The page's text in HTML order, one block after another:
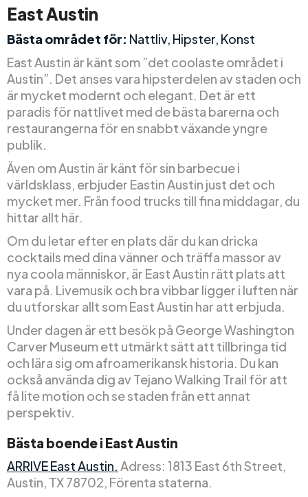
East Austin
Bästa området för: Nattliv, Hipster, Konst
East Austin är känt som ”det coolaste området i
Austin”. Det anses vara hipsterdelen av staden och
är mycket modernt och elegant. Det är ett
paradis för nattlivet med de bästa barerna och
restaurangerna för en snabbt växande yngre
publik.
Även om Austin är känt för sin barbecue i
världsklass, erbjuder Eastin Austin just det och
mycket mer. Från food trucks till fina middagar, du
hittar allt här.
Om du letar efter en plats där du kan dricka
cocktails med dina vänner och träffa massor av
nya coola människor, är East Austin rätt plats att
vara på. Livemusik och bra vibbar ligger i luften när
du utforskar allt som East Austin har att erbjuda.
Under dagen är ett besök på George Washington
Carver Museum ett utmärkt sätt att tillbringa tid
och lära sig om afroamerikansk historia. Du kan
också använda dig av Tejano Walking Trail för att
få lite motion och se staden från ett annat
perspektiv.
Bästa boende i East Austin
ARRIVE East Austin. Adress: 1813 East 6th Street,
Austin, TX 78702, Förenta staterna.